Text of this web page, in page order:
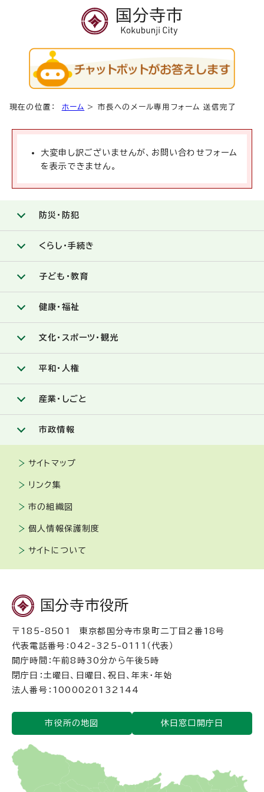
現在の位置： ホーム > 市長へのメール専用フォーム 送信完了
大変申し訳ございませんが、お問い合わせフォーム
を表示できません。
防災・防犯
くらし・手続き
子ども・教育
健康・福祉
文化・スポーツ・観光
平和・人権
産業・しごと
市政情報
サイトマップ
リンク集
市の組織図
個人情報保護制度
サイトについて
国分寺市役所
〒185-8501 東京都国分寺市泉町二丁目2番18号
代表電話番号：042-325-0111（代表）
開庁時間：午前8時30分から午後5時
閉庁日：土曜日、日曜日、祝日、年末・年始
法人番号：1000020132144
市役所の地図 休日窓口開庁日